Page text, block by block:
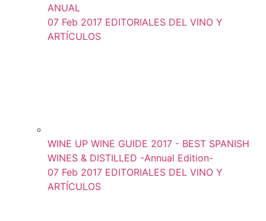
ANUAL
07 Feb 2017 EDITORIALES DEL VINO Y
ARTÍCULOS
WINE UP WINE GUIDE 2017 - BEST SPANISH
WINES & DISTILLED -Annual Edition-
07 Feb 2017 EDITORIALES DEL VINO Y
ARTÍCULOS